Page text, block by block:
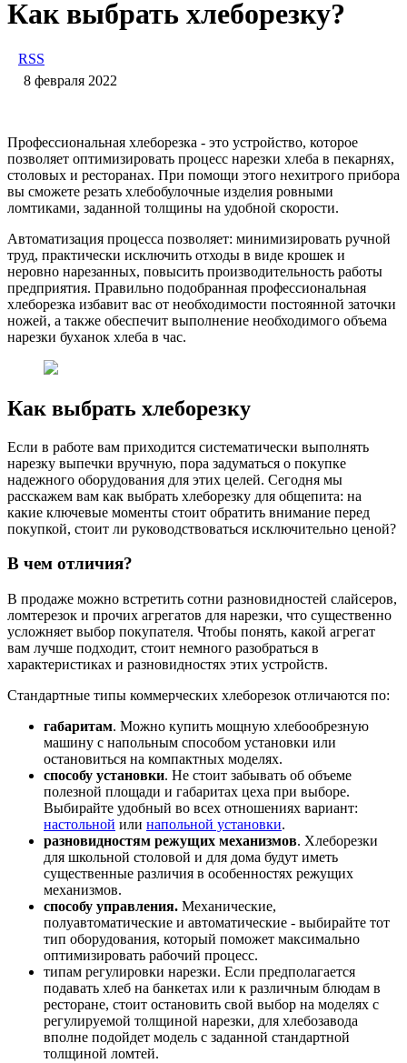
Как выбрать хлеборезку?
RSS
8 февраля 2022
Профессиональная хлеборезка - это устройство, которое
позволяет оптимизировать процесс нарезки хлеба в пекарнях,
столовых и ресторанах. При помощи этого нехитрого прибора
вы сможете резать хлебобулочные изделия ровными
ломтиками, заданной толщины на удобной скорости.
Автоматизация процесса позволяет: минимизировать ручной
труд, практически исключить отходы в виде крошек и
неровно нарезанных, повысить производительность работы
предприятия. Правильно подобранная профессиональная
хлеборезка избавит вас от необходимости постоянной заточки
ножей, а также обеспечит выполнение необходимого объема
нарезки буханок хлеба в час.
Как выбрать хлеборезку
Если в работе вам приходится систематически выполнять
нарезку выпечки вручную, пора задуматься о покупке
надежного оборудования для этих целей. Сегодня мы
расскажем вам как выбрать хлеборезку для общепита: на
какие ключевые моменты стоит обратить внимание перед
покупкой, стоит ли руководствоваться исключительно ценой?
В чем отличия?
В продаже можно встретить сотни разновидностей слайсеров,
ломтерезок и прочих агрегатов для нарезки, что существенно
усложняет выбор покупателя. Чтобы понять, какой агрегат
вам лучше подходит, стоит немного разобраться в
характеристиках и разновидностях этих устройств.
Стандартные типы коммерческих хлеборезок отличаются по:
габаритам. Можно купить мощную хлебообрезную
машину с напольным способом установки или
остановиться на компактных моделях.
способу установки. Не стоит забывать об объеме
полезной площади и габаритах цеха при выборе.
Выбирайте удобный во всех отношениях вариант:
настольной или напольной установки.
разновидностям режущих механизмов. Хлеборезки
для школьной столовой и для дома будут иметь
существенные различия в особенностях режущих
механизмов.
способу управления. Механические,
полуавтоматические и автоматические - выбирайте тот
тип оборудования, который поможет максимально
оптимизировать рабочий процесс.
типам регулировки нарезки. Если предполагается
подавать хлеб на банкетах или к различным блюдам в
ресторане, стоит остановить свой выбор на моделях с
регулируемой толщиной нарезки, для хлебозавода
вполне подойдет модель с заданной стандартной
толщиной ломтей.